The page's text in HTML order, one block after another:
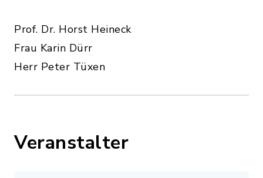
Prof. Dr. Horst Heineck
Frau Karin Dürr
Herr Peter Tüxen
Veranstalter